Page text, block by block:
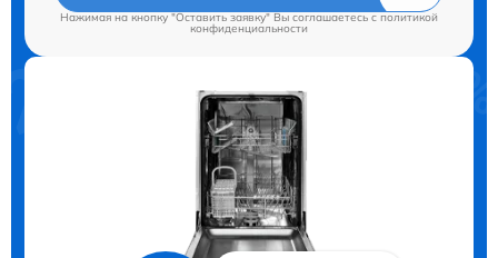
Нажимая на кнопку "Оставить заявку" Вы соглашаетесь cполитикой
конфиденциальности